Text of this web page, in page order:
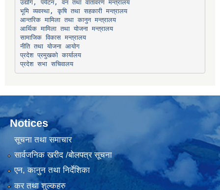
उद्योग, पर्यटन, वन तथा वातावरण मन्त्रालय
भूमि व्यवस्था, कृषि तथा सहकारी मन्त्रालय
आन्तरिक मामिला तथा कानुन मन्त्रालय
आर्थिक मामिला तथा योजना मन्त्रालय
सामाजिक विकास मन्त्रालय
नीति तथा योजना आयोग
प्रदेश प्रमुखको कार्यालय
प्रदेश सभा सचिवालय
Notices
सूचना तथा समाचार
सार्वजनिक खरीद /बोलपत्र सूचना
एन, कानुन तथा निर्देशिका
कर तथा शुल्कहरु